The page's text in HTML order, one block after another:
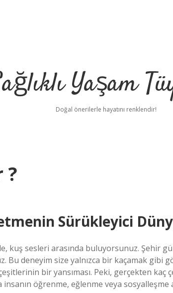
Yaşam
Doğal önerilerle hayatını renklendir!
?
Sürükleyici
kuş sesleri arasında buluyorsunuz. Şehir
Bu deneyim size yalnızca bir kaçamak gibi
bir yansıması. Peki, gerçekten kaç
insanın öğrenme, eğlenme veya